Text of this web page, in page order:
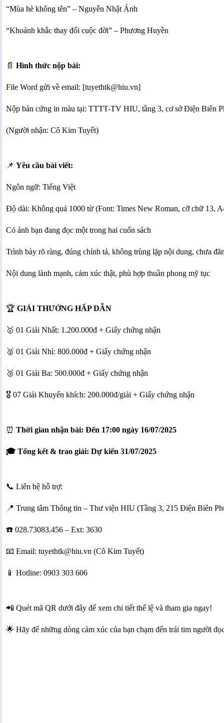
“Mùa hè không tên” – Nguyễn Nhật Ánh
“Khoảnh khắc thay đổi cuộc đời” – Phương Huyền
📄 Hình thức nộp bài:
File Word gửi về email: [tuyethtk@hiu.vn]
Nộp bản cứng in màu tại: TTTT-TV HIU, tầng 3, cơ sở Điện Biên
(Người nhận: Cô Kim Tuyết)
📌 Yêu cầu bài viết:
Ngôn ngữ: Tiếng Việt
Độ dài: Không quá 1000 từ (Font: Times New Roman, cỡ chữ 13,
Có ảnh bạn đang đọc một trong hai cuốn sách
Trình bày rõ ràng, đúng chính tả, không trùng lặp nội dung, chưa
Nội dung lành mạnh, cảm xúc thật, phù hợp thuần phong mỹ tục
🏆 GIẢI THƯỞNG HẤP DẪN
🥇 01 Giải Nhất: 1.200.000đ + Giấy chứng nhận
🥈 01 Giải Nhì: 800.000đ + Giấy chứng nhận
🥉 01 Giải Ba: 500.000đ + Giấy chứng nhận
🎖 07 Giải Khuyến khích: 200.000đ/giải + Giấy chứng nhận
⏰ Thời gian nhận bài: Đến 17:00 ngày 16/07/2025
🎓 Tổng kết & trao giải: Dự kiến 31/07/2025
📞 Liên hệ hỗ trợ:
📍 Trung tâm Thông tin – Thư viện HIU (Tầng 3, 215 Điện Biên
☎️ 028.73083.456 – Ext: 3630
📧 Email: tuyethtk@hiu.vn (Cô Kim Tuyết)
📱 Hotline: 0903 303 606
📲 Quét mã QR dưới đây để xem chi tiết thể lệ và tham gia ngay!
🌟 Hãy để những dòng cảm xúc của bạn chạm đến trái tim người